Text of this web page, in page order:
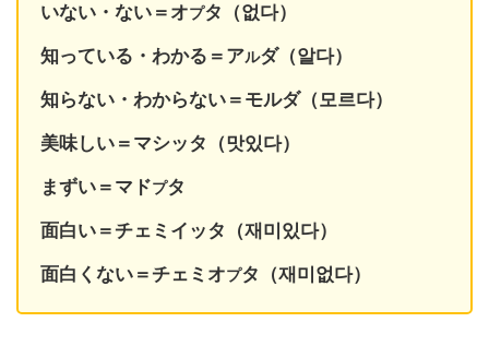
いない・ない＝オプタ（없다）
知っている・わかる＝アルダ（알다）
知らない・わからない＝モルダ（모르다）
美味しい＝マシッタ（맛있다）
まずい＝マドプタ
面白い＝チェミイッタ（재미있다）
面白くない＝チェミオプタ（재미없다）